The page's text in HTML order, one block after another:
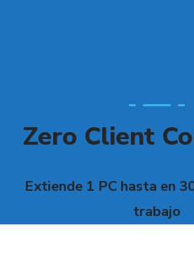
Zero Client
Extiende 1 PC hasta en
trabajo